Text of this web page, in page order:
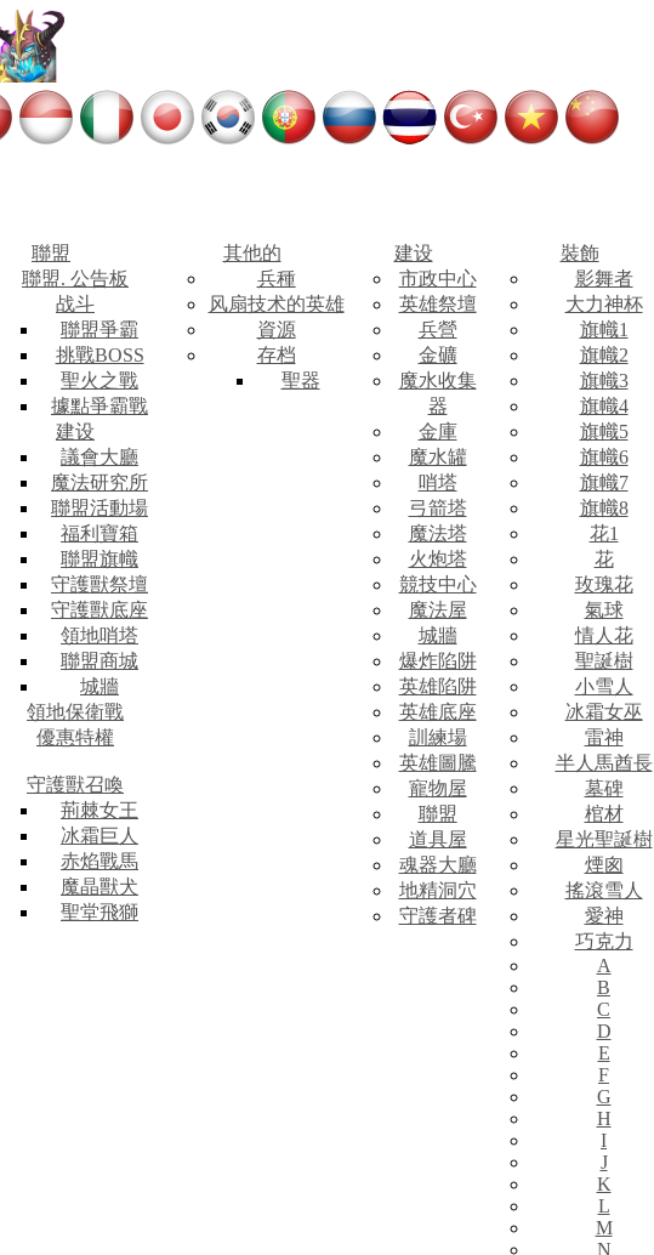
聯盟
聯盟. 公告板
战斗
聯盟爭霸
挑戰BOSS
聖火之戰
據點爭霸戰
建设
議會大廳
魔法研究所
聯盟活動場
福利寶箱
聯盟旗幟
守護獸祭壇
守護獸底座
領地哨塔
聯盟商城
城牆
領地保衛戰
優惠特權
守護獸召喚
荊棘女王
冰霜巨人
赤焰戰馬
魔晶獸犬
聖堂飛獅
其他的
兵種
风扇技术的英雄
資源
存档
聖器
建设
市政中心
英雄祭壇
兵營
金礦
魔水收集
器
金庫
魔水罐
哨塔
弓箭塔
魔法塔
火炮塔
競技中心
魔法屋
城牆
爆炸陷阱
英雄陷阱
英雄底座
訓練場
英雄圖騰
寵物屋
聯盟
道具屋
魂器大廳
地精洞穴
守護者碑
裝飾
影舞者
大力神杯
旗幟1
旗幟2
旗幟3
旗幟4
旗幟5
旗幟6
旗幟7
旗幟8
花1
花
玫瑰花
氣球
情人花
聖誕樹
小雪人
冰霜女巫
雷神
半人馬酋長
墓碑
棺材
星光聖誕樹
煙囪
搖滾雪人
愛神
巧克力
A
B
C
D
E
F
G
H
I
J
K
L
M
N